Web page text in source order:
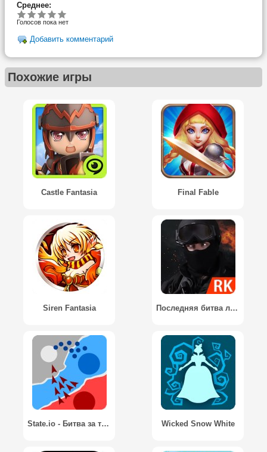
Среднее:
Голосов пока нет
Добавить комментарий
Похожие игры
Castle Fantasia Final Fable
Siren Fantasia Последняя битва линия / Last Front
State.io - Битва за территории Wicked Snow White